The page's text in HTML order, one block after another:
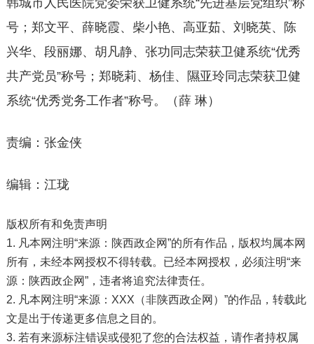
号；郑文平、薛晓霞、柴小艳、高亚茹、刘晓英、陈
兴华、段丽娜、胡凡静、张功同志荣获卫健系统“优秀
共产党员”称号；郑晓莉、杨佳、隰亚玲同志荣获卫健
系统“优秀党务工作者”称号。（薛 琳）
责编：张金侠
编辑：江珑
版权所有和免责声明
1. 凡本网注明“来源：陕西政企网”的所有作品，版权均属本网
所有，未经本网授权不得转载。已经本网授权，必须注明“来
源：陕西政企网”，违者将追究法律责任。
2. 凡本网注明“来源：XXX（非陕西政企网）”的作品，转载此
文是出于传递更多信息之目的。
3. 若有来源标注错误或侵犯了您的合法权益，请作者持权属